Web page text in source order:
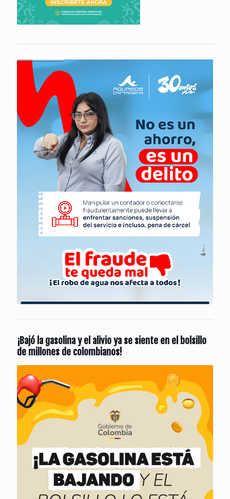
¡Bajó la gasolina y el alivio ya se siente en el bolsillo
de millones de colombianos!
de
vídeo